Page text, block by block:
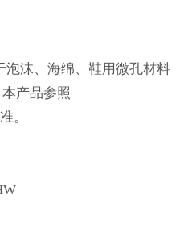
泡沫、海绵、鞋用微孔材料
产品参照
。